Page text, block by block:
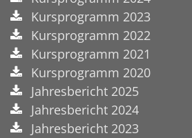
Kursprogramm 2023
Kursprogramm 2022
Kursprogramm 2021
Kursprogramm 2020
Jahresbericht 2025
Jahresbericht 2024
Jahresbericht 2023